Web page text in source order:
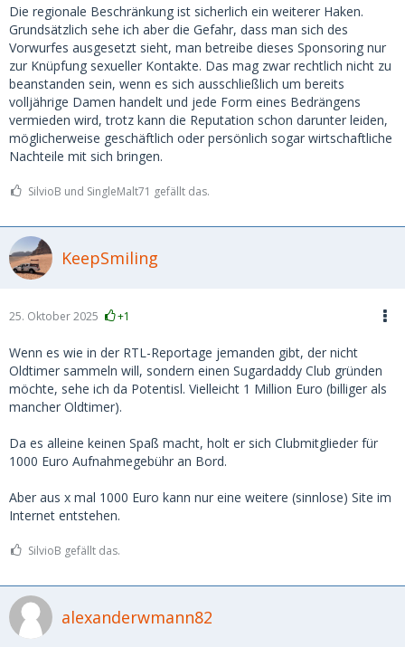
Die regionale Beschränkung ist sicherlich ein weiterer Haken.
Grundsätzlich sehe ich aber die Gefahr, dass man sich des
Vorwurfes ausgesetzt sieht, man betreibe dieses Sponsoring nur
zur Knüpfung sexueller Kontakte. Das mag zwar rechtlich nicht zu
beanstanden sein, wenn es sich ausschließlich um bereits
volljährige Damen handelt und jede Form eines Bedrängens
vermieden wird, trotz kann die Reputation schon darunter leiden,
möglicherweise geschäftlich oder persönlich sogar wirtschaftliche
Nachteile mit sich bringen.
SilvioB und SingleMalt71 gefällt das.
KeepSmiling
25. Oktober 2025 +1
Wenn es wie in der RTL-Reportage jemanden gibt, der nicht
Oldtimer sammeln will, sondern einen Sugardaddy Club gründen
möchte, sehe ich da Potentisl. Vielleicht 1 Million Euro (billiger als
mancher Oldtimer).
Da es alleine keinen Spaß macht, holt er sich Clubmitglieder für
1000 Euro Aufnahmegebühr an Bord.
Aber aus x mal 1000 Euro kann nur eine weitere (sinnlose) Site im
Internet entstehen.
SilvioB gefällt das.
alexanderwmann82